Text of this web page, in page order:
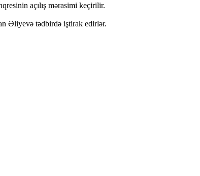
açılış mərasimi keçirilir.
Əliyevə tədbirdə iştirak edirlər.